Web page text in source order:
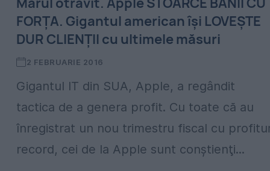
FORŢA. Gigantul american îşi LOVEŞTE
DUR CLIENŢII cu ultimele măsuri
2 FEBRUARIE 2016
Gigantul IT din SUA, Apple, a regândit
tactica de a genera profit. Cu toate că au
înregistrat un nou trimestru fiscal cu
record, cei de la Apple sunt conştienţi...